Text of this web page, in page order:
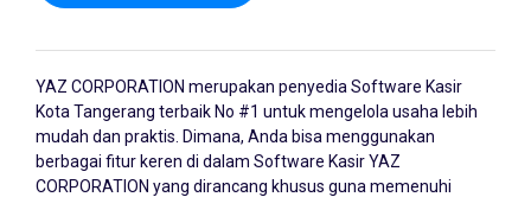
YAZ CORPORATION merupakan penyedia Software Kasir
Kota Tangerang terbaik No #1 untuk mengelola usaha lebih
mudah dan praktis. Dimana, Anda bisa menggunakan
berbagai fitur keren di dalam Software Kasir YAZ
CORPORATION yang dirancang khusus guna memenuhi